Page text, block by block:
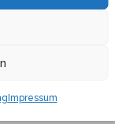
Impressum